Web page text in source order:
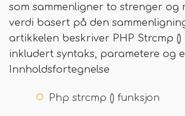
som sammenligner to strenger og
verdi basert på den
artikkelen beskriver PHP Strcmp ()
inkludert syntaks, parametere og
Innholdsfortegnelse
Php strcmp () funksjon